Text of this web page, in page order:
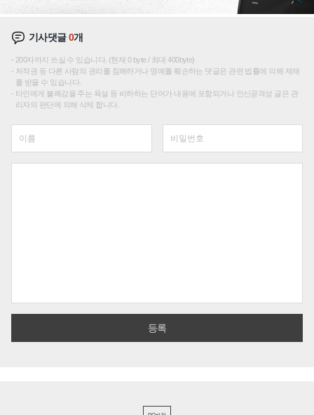
기사댓글0개
200자까지 쓰실 수 있습니다. (현재 0 byte / 최대 400byte)
저작권 등 다른 사람의 권리를 침해하거나 명예를 훼손하는 댓글은 관련 법률에 의해 제재
를 받을 수 있습니다.
타인에게 불쾌감을 주는 욕설 등 비하하는 단어가 내용에 포함되거나 인신공격성 글은 관
리자의 판단에 의해 삭제 합니다.